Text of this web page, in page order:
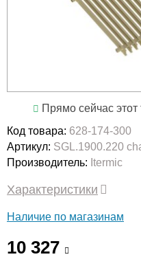
Прямо сейчас этот
Код товара: 628-174-300
Артикул: SGL.1900.220
Производитель: Itermic
Характеристики
Наличие по магазинам
10 327